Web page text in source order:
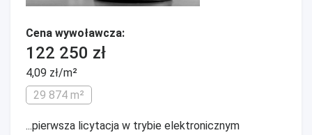
Cena wywoławcza:
122 250 zł
4,09 zł/m²
29 874 m²
...pierwsza licytacja w trybie elektronicznym